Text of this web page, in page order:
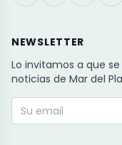
NEWSLETTER
Lo invitamos a que
noticias de Mar del